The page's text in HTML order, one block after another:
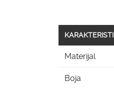
Materijal
Boja